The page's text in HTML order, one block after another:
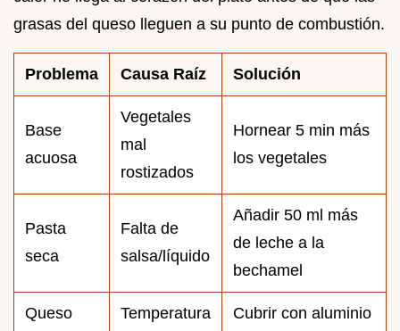
grasas del queso lleguen a su punto de combustión.
Problema Causa Raíz Solución
Base
acuosa
Vegetales
mal
rostizados
Hornear 5 min más
los vegetales
Pasta
seca
Falta de
salsa/líquido
Añadir 50 ml más
de leche a la
bechamel
Queso
Temperatura
Cubrir con aluminio